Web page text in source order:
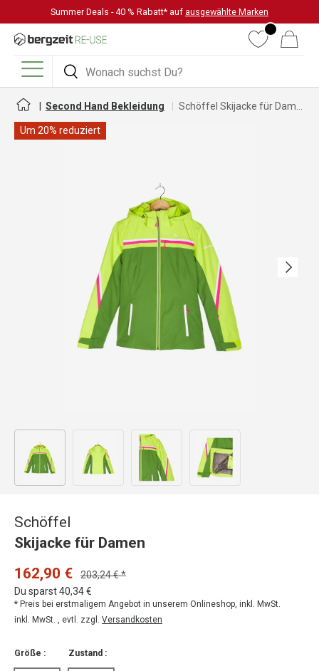
DIREKT ZUM INHALT
Summer Deals - 40 % Rabatt* auf ausgewählte Marken
Suchen
Suchen
WunschlisteWarenkorb
Menü
Second Hand Bekleidung
Um 20% reduziert
Nächste
Bild 1 in Galerieansicht laden
Schöffel
Skijacke für Damen
162,90 €
203,24 € *
Du sparst 40,34 €
* Preis bei erstmaligem Angebot in unserem Onlineshop, inkl. MwSt.
inkl. MwSt. , evtl. zzgl. Versandkosten
Größe : Zustand :